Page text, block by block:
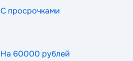
С просрочками
На 60000 рублей